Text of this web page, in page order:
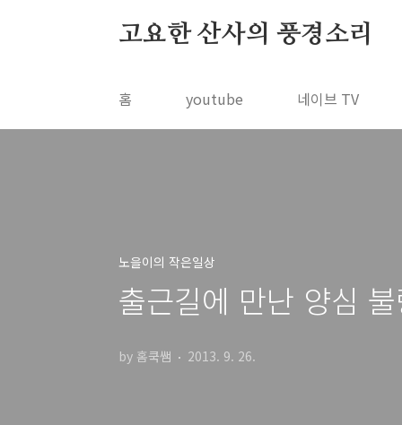
고요한 산사의 풍경소리
홈 youtube 네이브 TV
노을이의 작은일상
출근길에 만난 양심
by 홈쿡쌤 2013. 9. 26.